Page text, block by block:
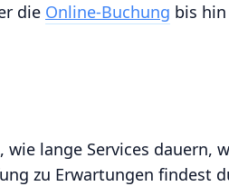
die Online-Buchung bis
wie lange Services dauern,
zu Erwartungen findest